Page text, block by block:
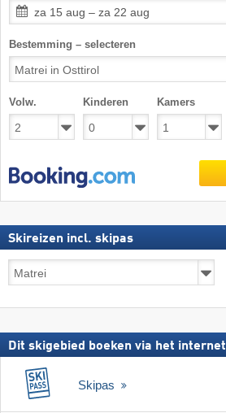
za 15 aug – za 22 aug
Bestemming – selecteren
Volw. Kinderen Kamers
Skireizen incl. skipas
Skireizen
incl.
Dit skigebied boeken via het internet
Skipas